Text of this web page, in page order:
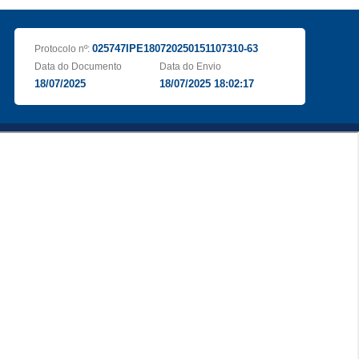
Protocolo nº: 025747IPE180720250151107310-63
Data do Documento
18/07/2025
Data do Envio
18/07/2025 18:02:17